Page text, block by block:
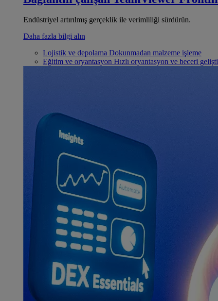
Endüstriyel artırılmış gerçeklik ile verimliliği sürdürün.
Daha fazla bilgi alın
Lojistik ve depolama Dokunmadan malzeme işleme
Eğitim ve oryantasyon Hızlı oryantasyon ve beceri